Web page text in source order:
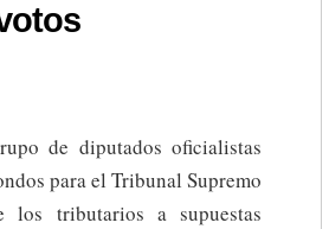
de diputados oficialistas
para el Tribunal Supremo
tributarios a supuestas